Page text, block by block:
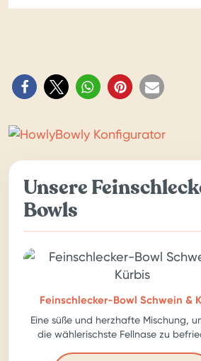
Unsere
Bowls
Feinschlecker-Bowl Schwein &
Eine süße und herzhafte Mischung,
die wählerischste Fellnase zu